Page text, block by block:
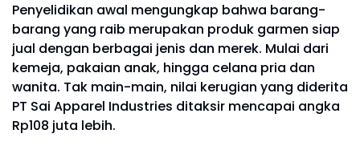
Penyelidikan awal mengungkap bahwa barang-
barang yang raib merupakan produk garmen siap
jual dengan berbagai jenis dan merek. Mulai dari
kemeja, pakaian anak, hingga celana pria dan
wanita. Tak main-main, nilai kerugian yang diderita
PT Sai Apparel Industries ditaksir mencapai angka
Rp108 juta lebih.